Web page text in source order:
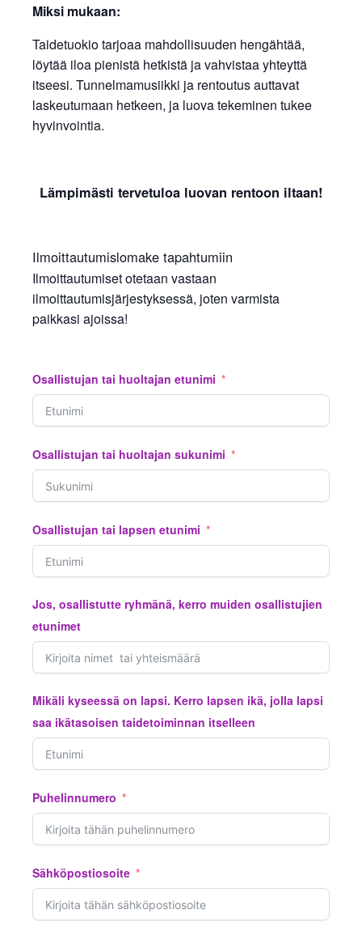
Miksi mukaan:
Taidetuokio tarjoaa mahdollisuuden hengähtää,
löytää iloa pienistä hetkistä ja vahvistaa yhteyttä
itseesi. Tunnelmamusiikki ja rentoutus auttavat
laskeutumaan hetkeen, ja luova tekeminen tukee
hyvinvointia.
Lämpimästi tervetuloa luovan rentoon iltaan!
Ilmoittautumislomake tapahtumiin
Ilmoittautumiset otetaan vastaan
ilmoittautumisjärjestyksessä, joten varmista
paikkasi ajoissa!
Osallistujan tai huoltajan etunimi
Osallistujan tai huoltajan sukunimi
Osallistujan tai lapsen etunimi
Jos, osallistutte ryhmänä, kerro muiden osallistujien
etunimet
Mikäli kyseessä on lapsi. Kerro lapsen ikä, jolla lapsi
saa ikätasoisen taidetoiminnan itselleen
Puhelinnumero
Sähköpostiosoite